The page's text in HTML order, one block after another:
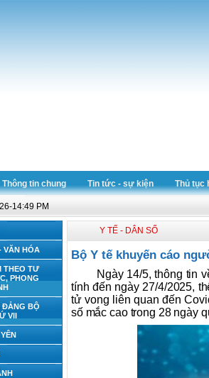
Thông tin chung Tin tức - sự kiện Thủ tục
14:49 PM
VĂN HÓA
THEO TƯ
PHONG
ĐẢNG BỘ
VII
Y TẾ - DÂN SỐ
Bộ Y tế khuyến cáo
Ngày 14/5, thông tin
tính đến ngày 27/4/2025,
tử vong liên quan đến
số mắc cao trong 28 ngày